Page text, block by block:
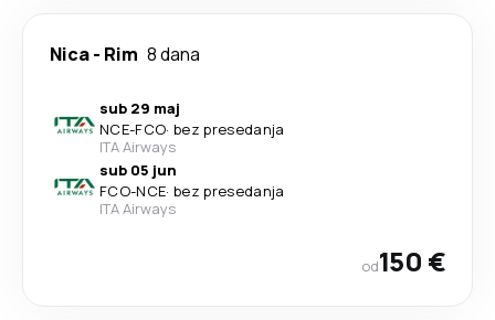
Nica- Rim 8 dana
sub 29 maj
NCE-FCO· bez presedanja
ITA Airways
sub 05 jun
FCO-NCE· bez presedanja
ITA Airways
od150 €